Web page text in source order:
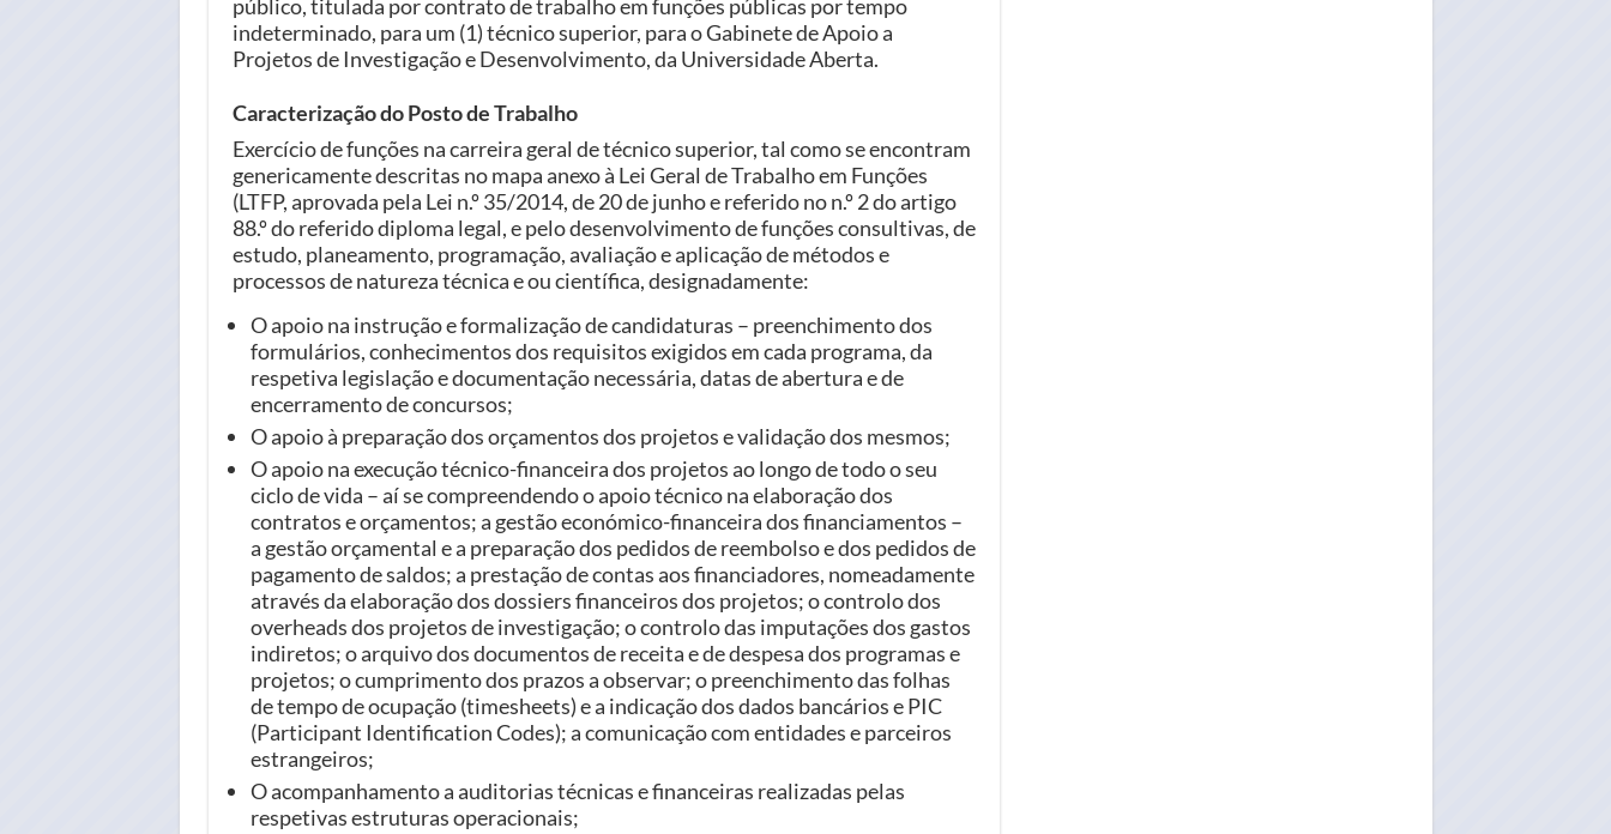
público, titulada por contrato de trabalho em funções públicas por tempo
indeterminado, para um (1) técnico superior, para o Gabinete de Apoio a
Projetos de Investigação e Desenvolvimento, da Universidade Aberta.
Caracterização do Posto de Trabalho
Exercício de funções na carreira geral de técnico superior, tal como se encontram
genericamente descritas no mapa anexo à Lei Geral de Trabalho em Funções
(LTFP, aprovada pela Lei n.º 35/2014, de 20 de junho e referido no n.º 2 do artigo
88.º do referido diploma legal, e pelo desenvolvimento de funções consultivas, de
estudo, planeamento, programação, avaliação e aplicação de métodos e
processos de natureza técnica e ou científica, designadamente:
O apoio na instrução e formalização de candidaturas – preenchimento dos
formulários, conhecimentos dos requisitos exigidos em cada programa, da
respetiva legislação e documentação necessária, datas de abertura e de
encerramento de concursos;
O apoio à preparação dos orçamentos dos projetos e validação dos mesmos;
O apoio na execução técnico-financeira dos projetos ao longo de todo o seu
ciclo de vida – aí se compreendendo o apoio técnico na elaboração dos
contratos e orçamentos; a gestão económico-financeira dos financiamentos –
a gestão orçamental e a preparação dos pedidos de reembolso e dos pedidos de
pagamento de saldos; a prestação de contas aos financiadores, nomeadamente
através da elaboração dos dossiers financeiros dos projetos; o controlo dos
overheads dos projetos de investigação; o controlo das imputações dos gastos
indiretos; o arquivo dos documentos de receita e de despesa dos programas e
projetos; o cumprimento dos prazos a observar; o preenchimento das folhas
de tempo de ocupação (timesheets) e a indicação dos dados bancários e PIC
(Participant Identification Codes); a comunicação com entidades e parceiros
estrangeiros;
O acompanhamento a auditorias técnicas e financeiras realizadas pelas
respetivas estruturas operacionais;